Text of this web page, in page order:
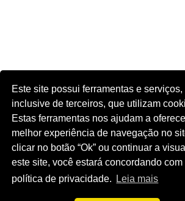
Este site possui ferramentas e serviços,
inclusive de terceiros, que utilizam
Estas ferramentas nos ajudam a
melhor experiência de navegação no
clicar no botão “Ok” ou continuar a
este site, você estará concordando com
política de privacidade.
Leia mais